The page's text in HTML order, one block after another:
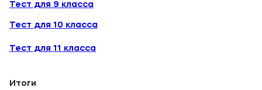
Тест для 9 класса
Тест для 10 класса
Тест для 11 класса
Итоги